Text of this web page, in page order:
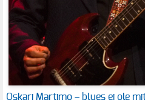
Oskari Martimo – blues ei ole